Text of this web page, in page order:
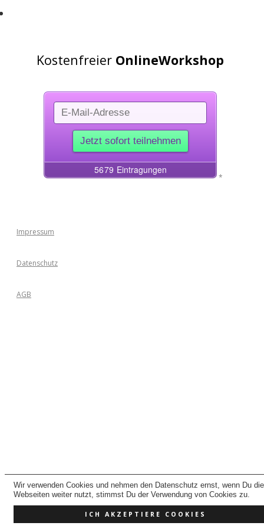
Wir verwenden Cookies und nehmen den Datenschutz ernst, wenn Du
Webseiten weiter nutzt, stimmst Du der Verwendung von Cookies zu.
ICH AKZEPTIERE COOKIES
Kostenfreier OnlineWorkshop
*
Impressum
Datenschutz
AGB